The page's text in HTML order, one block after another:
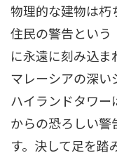
物理的な建物は朽
住民の警告という
に永遠に刻み込ま
マレーシアの深い
ハイランドタワ
からの恐ろしい警
す。決して足を踏